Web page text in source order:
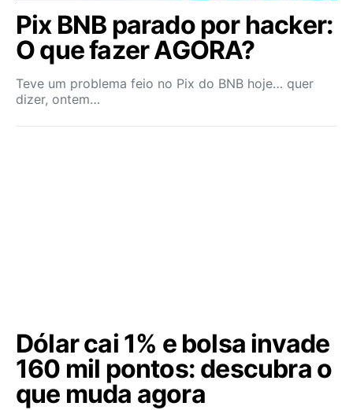
Pix BNB parado por hacker:
O que fazer AGORA?
Teve um problema feio no Pix do BNB hoje… quer
dizer, ontem…
Dólar cai 1% e bolsa invade
160 mil pontos: descubra o
que muda agora